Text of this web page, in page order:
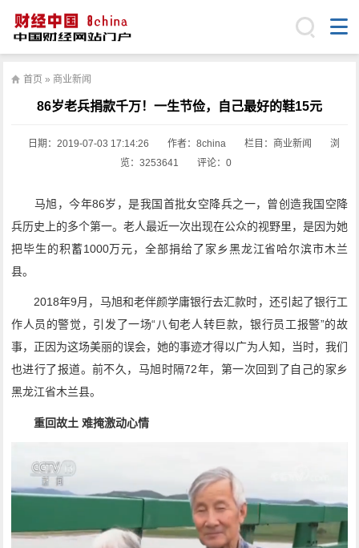
首页 » 商业新闻
86岁老兵捐款千万！一生节俭，自己最好的鞋15元
日期： 2019-07-03 17:14:26 作者：8china 栏目： 商业新闻
浏
览：3253641
评论：0
马旭，今年86岁，是我国首批女空降兵之一，曾创造我国空降
兵历史上的多个第一。老人最近一次出现在公众的视野里，是因为她
把毕生的积蓄1000万元，全部捐给了家乡黑龙江省哈尔滨市木兰
县。
2018年9月，马旭和老伴颜学庸银行去汇款时，还引起了银行工
作人员的警觉，引发了一场“八旬老人转巨款，银行员工报警”的故
事，正因为这场美丽的误会，她的事迹才得以广为人知，当时，我们
也进行了报道。前不久，马旭时隔72年，第一次回到了自己的家乡
黑龙江省木兰县。
重回故土 难掩激动心情